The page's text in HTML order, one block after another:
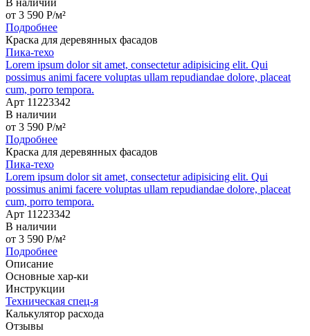
от 3 590 P/м²
Подробнее
Краска для деревянных фасадов
Пика-техо
Lorem ipsum dolor sit amet, consectetur adipisicing elit. Qui
possimus animi facere voluptas ullam repudiandae dolore, placeat
cum, porro tempora.
Арт 11223342
В наличии
от 3 590 P/м²
Подробнее
Краска для деревянных фасадов
Пика-техо
Lorem ipsum dolor sit amet, consectetur adipisicing elit. Qui
possimus animi facere voluptas ullam repudiandae dolore, placeat
cum, porro tempora.
Арт 11223342
В наличии
от 3 590 P/м²
Подробнее
Описание
Основные хар-ки
Инструкции
Техническая спец-я
Калькулятор расхода
Отзывы